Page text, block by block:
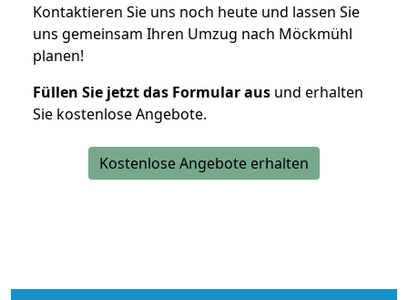
Kontaktieren Sie uns noch heute und lassen Sie
uns gemeinsam Ihren Umzug nach Möckmühl
planen!
Füllen Sie jetzt das Formular aus und erhalten
Sie kostenlose Angebote.
Kostenlose Angebote erhalten